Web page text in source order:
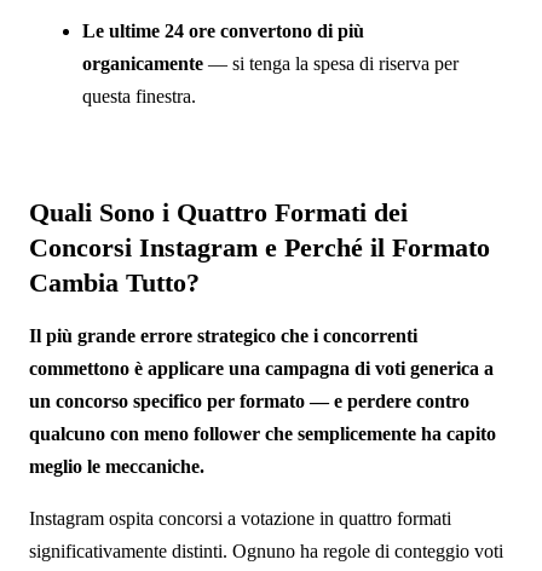
Le ultime 24 ore convertono di più
organicamente — si tenga la spesa di riserva per
questa finestra.
Quali Sono i Quattro Formati dei
Concorsi Instagram e Perché il Formato
Cambia Tutto?
Il più grande errore strategico che i concorrenti
commettono è applicare una campagna di voti generica a
un concorso specifico per formato — e perdere contro
qualcuno con meno follower che semplicemente ha capito
meglio le meccaniche.
Instagram ospita concorsi a votazione in quattro formati
significativamente distinti. Ognuno ha regole di conteggio voti